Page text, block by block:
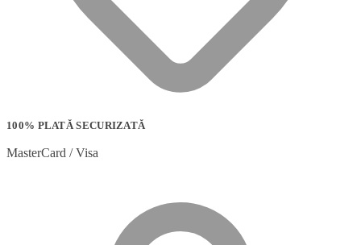
100% PLATĂ SECURIZATĂ
MasterCard / Visa